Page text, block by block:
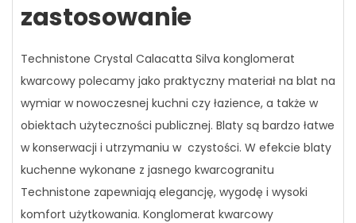
zastosowanie
Technistone Crystal Calacatta Silva konglomerat
kwarcowy polecamy jako praktyczny materiał na blat na
wymiar w nowoczesnej kuchni czy łazience, a także w
obiektach użyteczności publicznej. Blaty są bardzo łatwe
w konserwacji i utrzymaniu w czystości. W efekcie blaty
kuchenne wykonane z jasnego kwarcogranitu
Technistone zapewniają elegancję, wygodę i wysoki
komfort użytkowania. Konglomerat kwarcowy